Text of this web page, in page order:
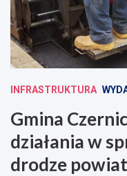
INFRASTRUKTURA
Gmina
działania w
drodze